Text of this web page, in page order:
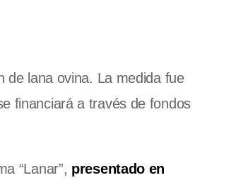
lana ovina. La medida fue
financiará a través de fondos
“Lanar”, presentado en